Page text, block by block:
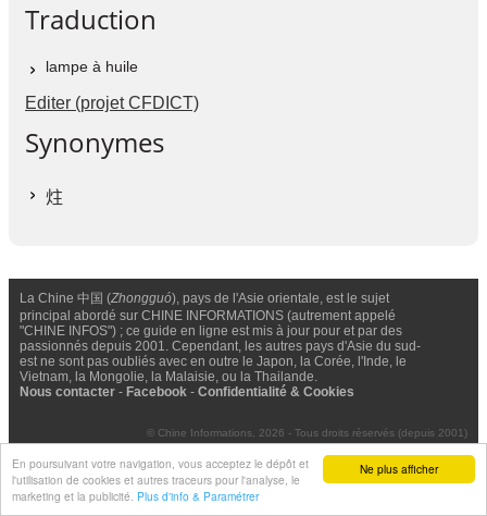
Ne plus afficher
En poursuivant votre navigation, vous acceptez le dépôt et
l'utilisation de cookies et autres traceurs pour l'analyse, le
marketing et la publicité. Plus d'info & Paramétrer
Traduction
lampe à huile
Editer (projet CFDICT)
Synonymes
炷
La Chine 中国 (Zhongguó), pays de l'Asie orientale, est le sujet
principal abordé sur CHINE INFORMATIONS (autrement appelé
"CHINE INFOS") ; ce guide en ligne est mis à jour pour et par des
passionnés depuis 2001. Cependant, les autres pays d'Asie du sud-
est ne sont pas oubliés avec en outre le Japon, la Corée, l'Inde, le
Vietnam, la Mongolie, la Malaisie, ou la Thailande.
Nous contacter - Facebook - Confidentialité & Cookies
© Chine Informations, 2026 - Tous droits réservés (depuis 2001)